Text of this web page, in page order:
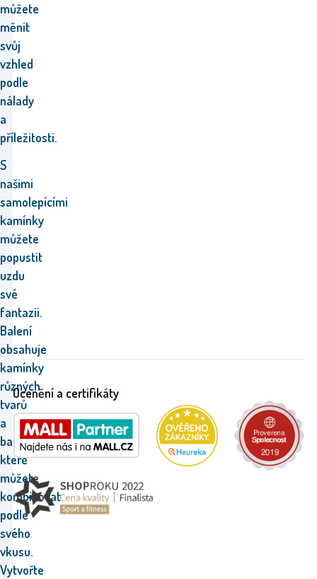
můžete
měnit
svůj
vzhled
podle
nálady
a
příležitosti.
S
našimi
samolepícími
kamínky
můžete
popustit
uzdu
své
fantazii.
Balení
obsahuje
kamínky
různých
tvarů
a
barev,
které
můžete
kombinovat
podle
svého
vkusu.
Vytvořte
Ocenění a certifikáty